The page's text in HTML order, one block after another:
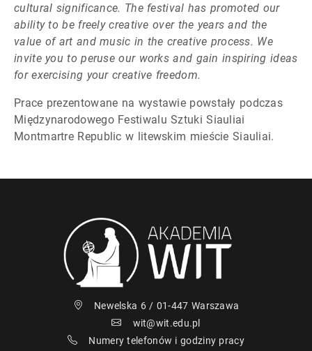
cultural significance. The festival has promoted our
ability to be freely creative over the years and the
value of art and music in the creative process. We
invite you to peruse our works and gain inspiring ideas
for exercising your creative freedom.
Prace prezentowane na wystawie powstały podczas
Międzynarodowego Festiwalu Sztuki Siauliai
Montmartre Republic w litewskim mieście Siauliai.
Newelska 6 / 01-447 Warszawa
wit@wit.edu.pl
Numery telefonów i godziny pracy